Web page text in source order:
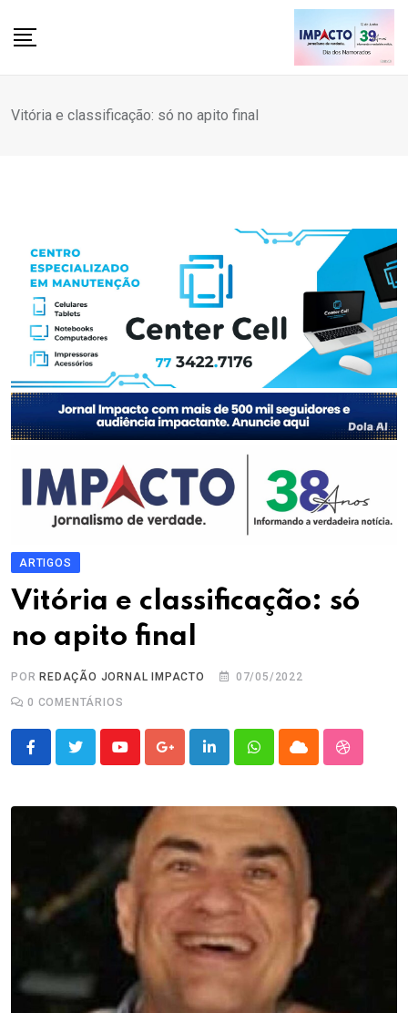
Vitória e classificação: só no apito final
ARTIGOS
Vitória e classificação: só
no apito final
POR REDAÇÃO JORNAL IMPACTO
07/05/2022
0 COMENTÁRIOS
YoutubeGoogle+LinkedInWhatsappCloud